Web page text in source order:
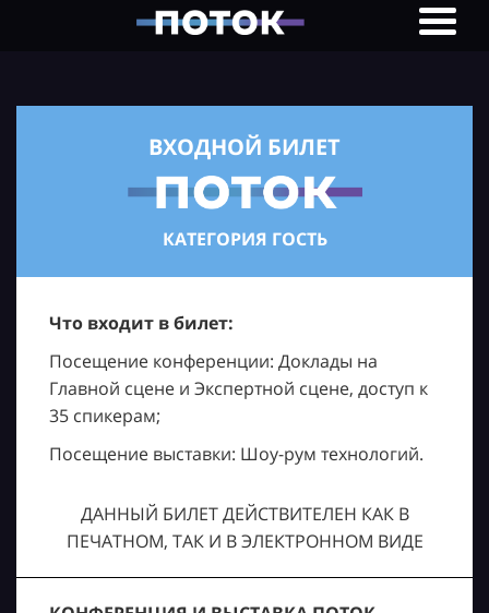
ВХОДНОЙ БИЛЕТ
КАТЕГОРИЯ ГОСТЬ
Что входит в билет:
Посещение конференции: Доклады на
Главной сцене и Экспертной сцене, доступ к
35 спикерам;
Посещение выставки: Шоу-рум технологий.
ДАННЫЙ БИЛЕТ ДЕЙСТВИТЕЛЕН КАК В
ПЕЧАТНОМ, ТАК И В ЭЛЕКТРОННОМ ВИДЕ